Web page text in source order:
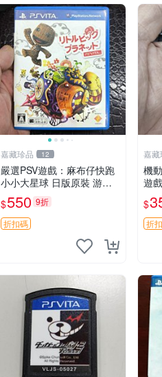
嘉藏珍品 12
嚴選PSV遊戲：麻布仔快跑
小小大星球 日版原裝 游玩
成色佳 小小大星球 psv 麻布
仔快跑 測試無誤
$550 9折
折扣碼
嘉藏
機
遊
佳
SV
$
折